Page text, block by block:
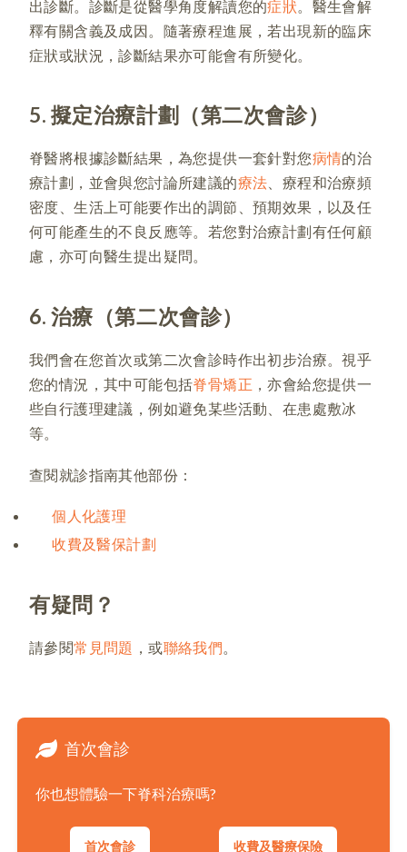
出診斷。診斷是從醫學角度解讀您的症狀 。醫生會解
釋有關含義及成因。隨著療程進展，若出現新的臨床
症狀或狀況，診斷結果亦可能會有所變化。
5. 擬定治療計劃（第二次會診）
脊醫將根據診斷結果，為您提供一套針對您病情的治
療計劃，並會與您討論所建議的療法 、療程和治療頻
密度、生活上可能要作出的調節、預期效果，以及任
何可能產生的不良反應等。若您對治療計劃有任何顧
慮，亦可向醫生提出疑問。
6. 治療（第二次會診）
我們會在您首次或第二次會診時作出初步治療。視乎
您的情況，其中可能包括脊骨矯正 ，亦會給您提供一
些自行護理建議，例如避免某些活動、在患處敷冰
等。
查閱就診指南其他部份：
個人化護理
收費及醫保計劃
有疑問？
請參閱常見問題 ，或聯絡我們。
首次會診
你也想體驗一下脊科治療嗎?
首次會診 收費及醫療保險